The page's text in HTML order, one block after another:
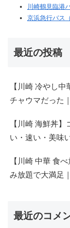
川崎鶴見臨港
京浜急行バス
最近の投稿
【川崎 冷やし
チャウマだった
【川崎 海鮮丼
い・速い・美味
【川崎 中華 食
み放題で大満足
最近のコメ